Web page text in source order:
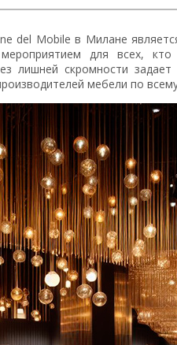
del Mobile в Милане
для всех,
лишней скромности
мебели по